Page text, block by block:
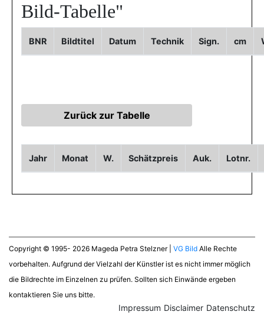
Bild-Tabelle"
BNR Bildtitel Datum Technik Sign. cm
Jahr Monat W. Schätzpreis Auk. Lotnr.
Copyright © 1995- 2026 Mageda Petra Stelzner | VG Bild Alle Rechte
vorbehalten. Aufgrund der Vielzahl der Künstler ist es nicht immer möglich
die Bildrechte im Einzelnen zu prüfen. Sollten sich Einwände ergeben
kontaktieren Sie uns bitte.
Datenschutz
Disclaimer
Impressum